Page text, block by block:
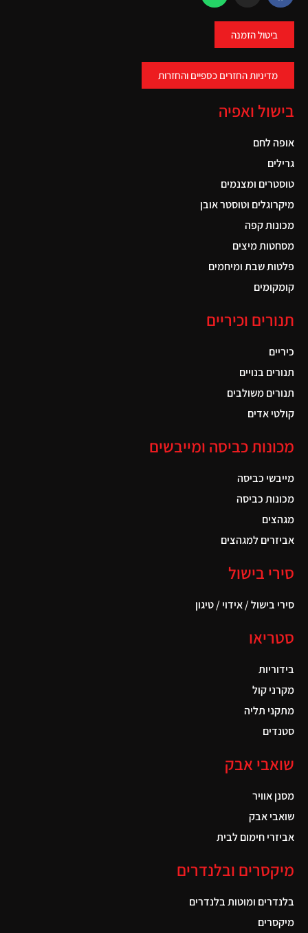
ביטול הזמנה
מדיניות החזרים כספיים והחזרות
בישול ואפיה
אופה לחם
גרילים
טוסטרים ומצנמים
מיקרוגלים וטוסטר אובן
מכונות קפה
מסחטות מיצים
פלטות שבת ומיחמים
קומקומים
תנורים וכיריים
כיריים
תנורים בנויים
תנורים משולבים
קולטי אדים
מכונות כביסה ומייבשים
מייבשי כביסה
מכונות כביסה
מגהצים
אביזרים למגהצים
סירי בישול
סירי בישול / אידוי / טיגון
סטריאו
בידוריות
מקרני קול
מתקני תליה
סטנדים
שואבי אבק
מסנן אוויר
שואבי אבק
אביזרי חימום לבית
מיקסרים ובלנדרים
בלנדרים ומוטות בלנדרים
מיקסרים